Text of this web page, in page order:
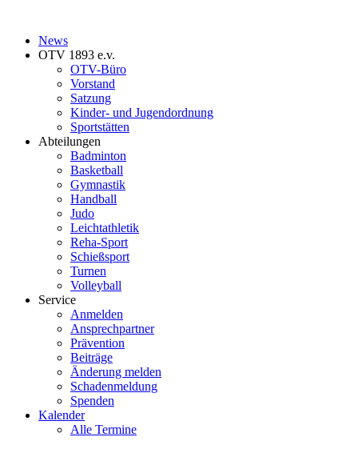
News
OTV 1893 e.v.
OTV-Büro
Vorstand
Satzung
Kinder- und Jugendordnung
Sportstätten
Abteilungen
Badminton
Basketball
Gymnastik
Handball
Judo
Leichtathletik
Reha-Sport
Schießsport
Turnen
Volleyball
Service
Anmelden
Ansprechpartner
Prävention
Beiträge
Änderung melden
Schadenmeldung
Spenden
Kalender
Alle Termine